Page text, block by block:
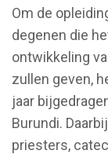
Om de
degenen die
ontwikkeling
zullen geven,
jaar
Burundi.
priesters,